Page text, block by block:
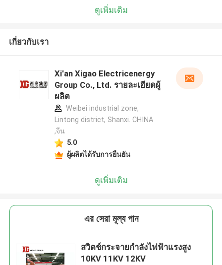
ดูเพิ่มเติม
เกี่ยวกับเรา
Xi'an Xigao Electricenergy
Group Co., Ltd. รายละเอียดผู้
ผลิต
Weibei industrial zone,
Lintong district, Shanxi. CHINA
,จีน
5.0
ผู้ผลิตได้รับการยืนยัน
ดูเพิ่มเติม
এর সেরা মূল্য পান
สวิตช์กระจายกำลังไฟฟ้าแรงสูง
10KV 11KV 12KV